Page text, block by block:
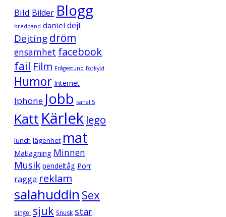
Bild Bilder Blogg
bredband daniel dejt
Dejtingdröm
ensamhet facebook
fail Film Frågestund förkyld
Humor Internet
Iphone Jobb kanal 5
Katt Kärlek lego
lunch lägenhet mat
Matlagning Minnen
Musik pendeltåg Porr
ragga reklam
salahuddin Sex
singel sjuk Snusk star